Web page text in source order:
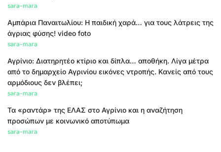
sara-mara
Αμπάρια Παναιτωλίου: Η παιδική χαρά… για τους λάτρεις της
άγριας φύσης! video foto
sara-mara
Αγρίνιο: Διατηρητέο κτίριο και δίπλα… αποθήκη. Λίγα μέτρα
από το δημαρχείο Αγρινίου εικόνες ντροπής. Κανείς από τους
αρμόδιους δεν βλέπει;
sara-mara
Τα «ραντάρ» της ΕΛΑΣ στο Αγρίνιο και η αναζήτηση
προσώπων με κοινωνικό αποτύπωμα
sara-mara